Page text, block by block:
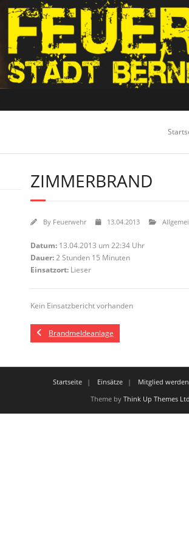
ZIMMERBRAND
By Feuerwehr 13.04.2013
Datum: 13.04.2013 um 22:34 Uhr
Dauer:2 Stunden 15 Minuten
Einsatzort: Lieser
Kein Einsatzbericht vorhanden
Brandmeldeanlage
Startseite Einsätze Mitglied werden
Theme by Think Up Themes Ltd